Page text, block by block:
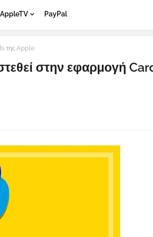
AppleTV PayPal
της Apple
στην εφαρμογή